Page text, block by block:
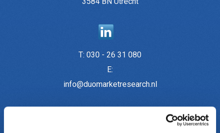
T: 030 - 26 31 080
E:
info@duomarketresearch.nl